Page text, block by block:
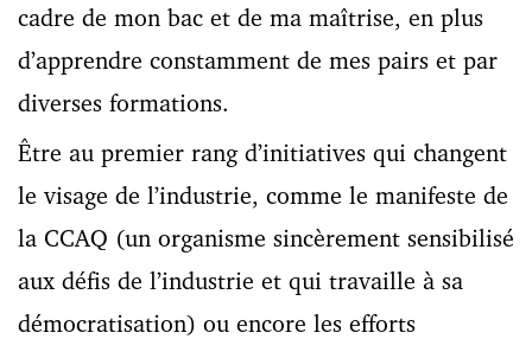
cadre de mon bac et de ma maîtrise, en plus
d’apprendre constamment de mes pairs et par
diverses formations.
Être au premier rang d’initiatives qui changent
le visage de l’industrie, comme le manifeste de
la CCAQ (un organisme sincèrement sensibilisé
aux défis de l’industrie et qui travaille à sa
démocratisation) ou encore les efforts